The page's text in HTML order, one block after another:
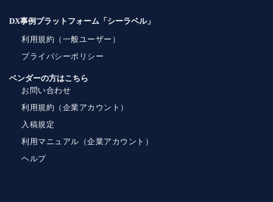
DX事例プラットフォーム「シーラベル」
利用規約（一般ユーザー）
プライバシーポリシー
ベンダーの方はこちら
お問い合わせ
利用規約（企業アカウント）
入稿規定
利用マニュアル（企業アカウント）
ヘルプ